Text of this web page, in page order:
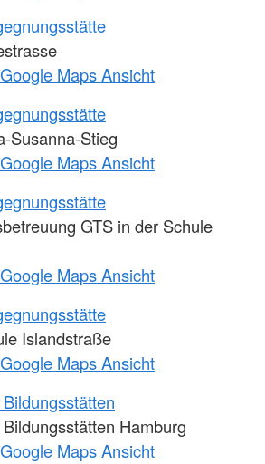
Maps Ansicht
Susanna-Stieg
Maps Ansicht
GTS in der Schule
Maps Ansicht
Islandstraße
Maps Ansicht
Hamburg
Maps Ansicht